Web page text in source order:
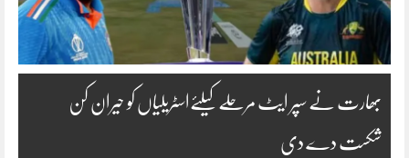
بھارت نے سپر ایٹ مرحلے کیلئےاسٹریلیاں کو حیران کن
شکست دے دی